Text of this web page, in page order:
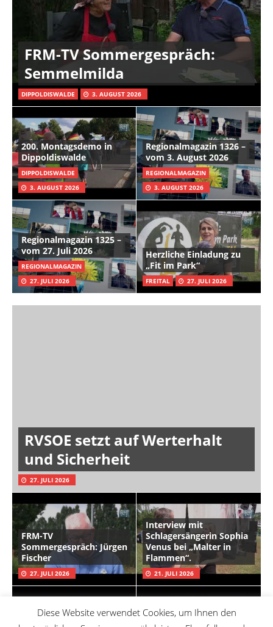
FRM-TV Sommergespräch:
Semmelmilda
DIPPOLDISWALDE 3. AUGUST 2026
200. Montagsdemo in
Dippoldiswalde
DIPPOLDISWALDE
3. AUGUST 2026
Regionalmagazin 1326 –
vom 3. August 2026
REGIONALMAGAZIN
3. AUGUST 2026
Regionalmagazin 1325 –
vom 27. Juli 2026
REGIONALMAGAZIN
27. JULI 2026
Herzliche Einladung zu
„Fit im Park“
FREITAL 27. JULI 2026
RVSOE setzt auf Werterhalt
und Sicherheit
27. JULI 2026
FRM-TV
Sommergespräch: Jürgen
Fischer
27. JULI 2026
Interview mit
Schlagersängerin Sophia
Venus bei „Malter in
Flammen“.
21. JULI 2026
FRM im Gespräch mit
Diese Website verwendet Cookies, um Ihnen den